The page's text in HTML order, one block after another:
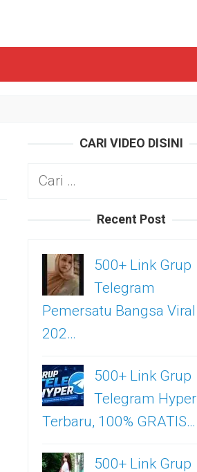
CARI VIDEO DISINI
Cari
Recent Post
500+ Link Grup
Telegram
Pemersatu Bangsa Viral
202…
500+ Link Grup
Telegram Hyper
Terbaru, 100% GRATIS…
500+ Link Grup